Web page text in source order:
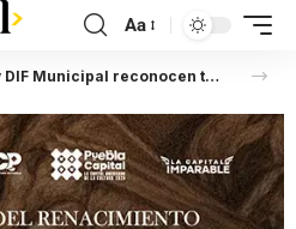
Aa
Gobierno de Texmelucan y DIF Municipal reconocen trayectoria de adultas mayores con el certamen “La Belleza No Tiene Edad”